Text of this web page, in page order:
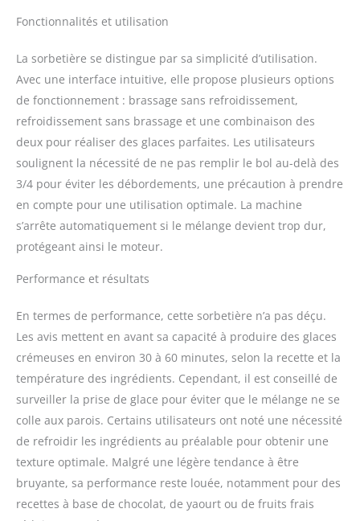
de la crème glacée ou
glacée ? Eni peut être
contrôlé de manière très
intuitive grâce à son
élément de commande
rond. BAGAGES
COMPLETS - La livraison
comprend la sorbetière
avec le récipient en
aluminium, la partie
mélangeuse, le
couvercle, le verre
C'est pourquoi nous
proposons un service
client personnalisé, des
retours gratuits et des
milliers de recettes dans
notre application
Springlane.
Fonctionnalités et utilisation
La sorbetière se distingue par sa simplicité d’utilisation.
Avec une interface intuitive, elle propose plusieurs options
de fonctionnement : brassage sans refroidissement,
refroidissement sans brassage et une combinaison des
deux pour réaliser des glaces parfaites. Les utilisateurs
soulignent la nécessité de ne pas remplir le bol au-delà des
3/4 pour éviter les débordements, une précaution à prendre
en compte pour une utilisation optimale. La machine
s’arrête automatiquement si le mélange devient trop dur,
protégeant ainsi le moteur.
Performance et résultats
En termes de performance, cette sorbetière n’a pas déçu.
Les avis mettent en avant sa capacité à produire des glaces
crémeuses en environ 30 à 60 minutes, selon la recette et la
température des ingrédients. Cependant, il est conseillé de
surveiller la prise de glace pour éviter que le mélange ne se
colle aux parois. Certains utilisateurs ont noté une nécessité
de refroidir les ingrédients au préalable pour obtenir une
texture optimale. Malgré une légère tendance à être
bruyante, sa performance reste louée, notamment pour des
recettes à base de chocolat, de yaourt ou de fruits frais